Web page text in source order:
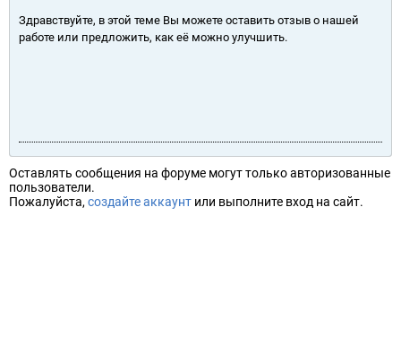
Здравствуйте, в этой теме Вы можете оставить отзыв о нашей
работе или предложить, как её можно улучшить.
Оставлять сообщения на форуме могут только авторизованные
пользователи.
Пожалуйста, создайте аккаунт или выполните вход на сайт.